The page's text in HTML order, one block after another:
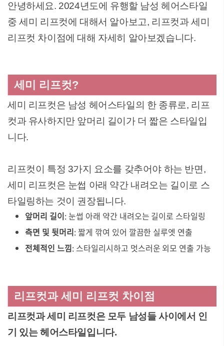
안녕하세요. 2024년도에 유행할 남성 헤어스타일
중 세미 리프컷에 대해서 알아보고, 리프컷과 세미
리프컷 차이점에 대해 자세히 알아보겠습니다.
세미 리프컷?
세미 리프컷은 남성 헤어스타일의 한 종류로, 리프
컷과 유사하지만 앞머리 길이가 더 짧은 스타일입
니다.
리프컷이 특정 3가지 요소를 갖추어야 하는 반면,
세미 리프컷은 눈썹 아래 약간 내려오는 길이로 스
타일링하는 것이 권장됩니다.
앞머리 길이: 눈썹 아래 약간 내려오는 길이로 스타일링
측면 및 뒷머리: 짧게 깎여 있어 깔끔한 실루엣 연출
전체적인 느낌: 스타일리시하고 멋스러운 외모 연출 가능
리프컷과 세미 리프컷 차이점
리프컷과 세미 리프컷은 모두 남성들 사이에서 인
기 있는 헤어스타일입니다.